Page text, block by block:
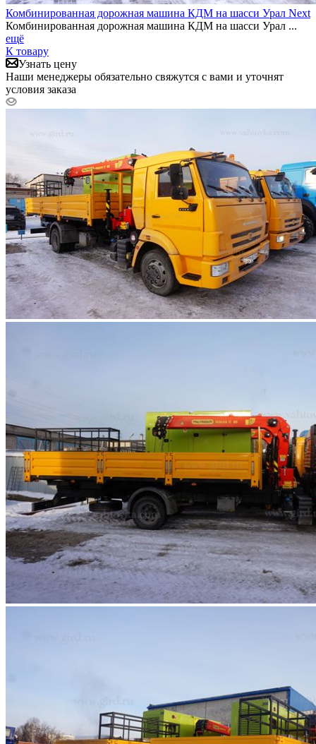
Комбинированная дорожная машина КДМ на шасси Урал Next
Комбинированная дорожная машина КДМ на шасси Урал ...
ещё
К товару
Узнать цену
Наши менеджеры обязательно свяжутся с вами и уточнят
условия заказа